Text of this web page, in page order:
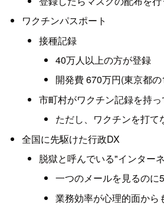
ワクチンパスポート
接種記録
40万人以上の方が登録
開発費 670万円(東京都
市町村がワクチン記録を持っ
ただし、ワクチンを打て
全国に先駆けた行政DX
脱獄と呼んでいる"インター
一つのメールを見るのに
業務効率が心理的面から